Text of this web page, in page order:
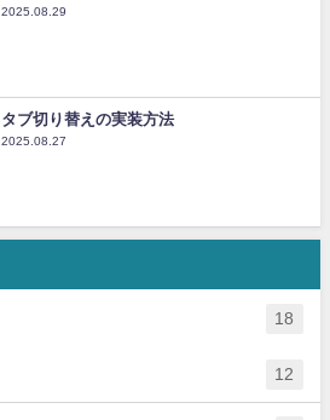
2025.08.29
タブ切り替えの実装方法
2025.08.27
18
12